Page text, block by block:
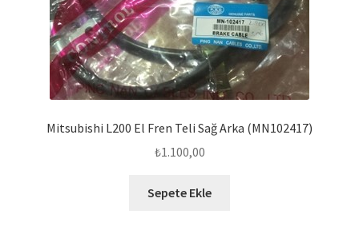
Mitsubishi L200 El Fren Teli Sağ Arka (MN102417)
₺1.100,00
Sepete Ekle